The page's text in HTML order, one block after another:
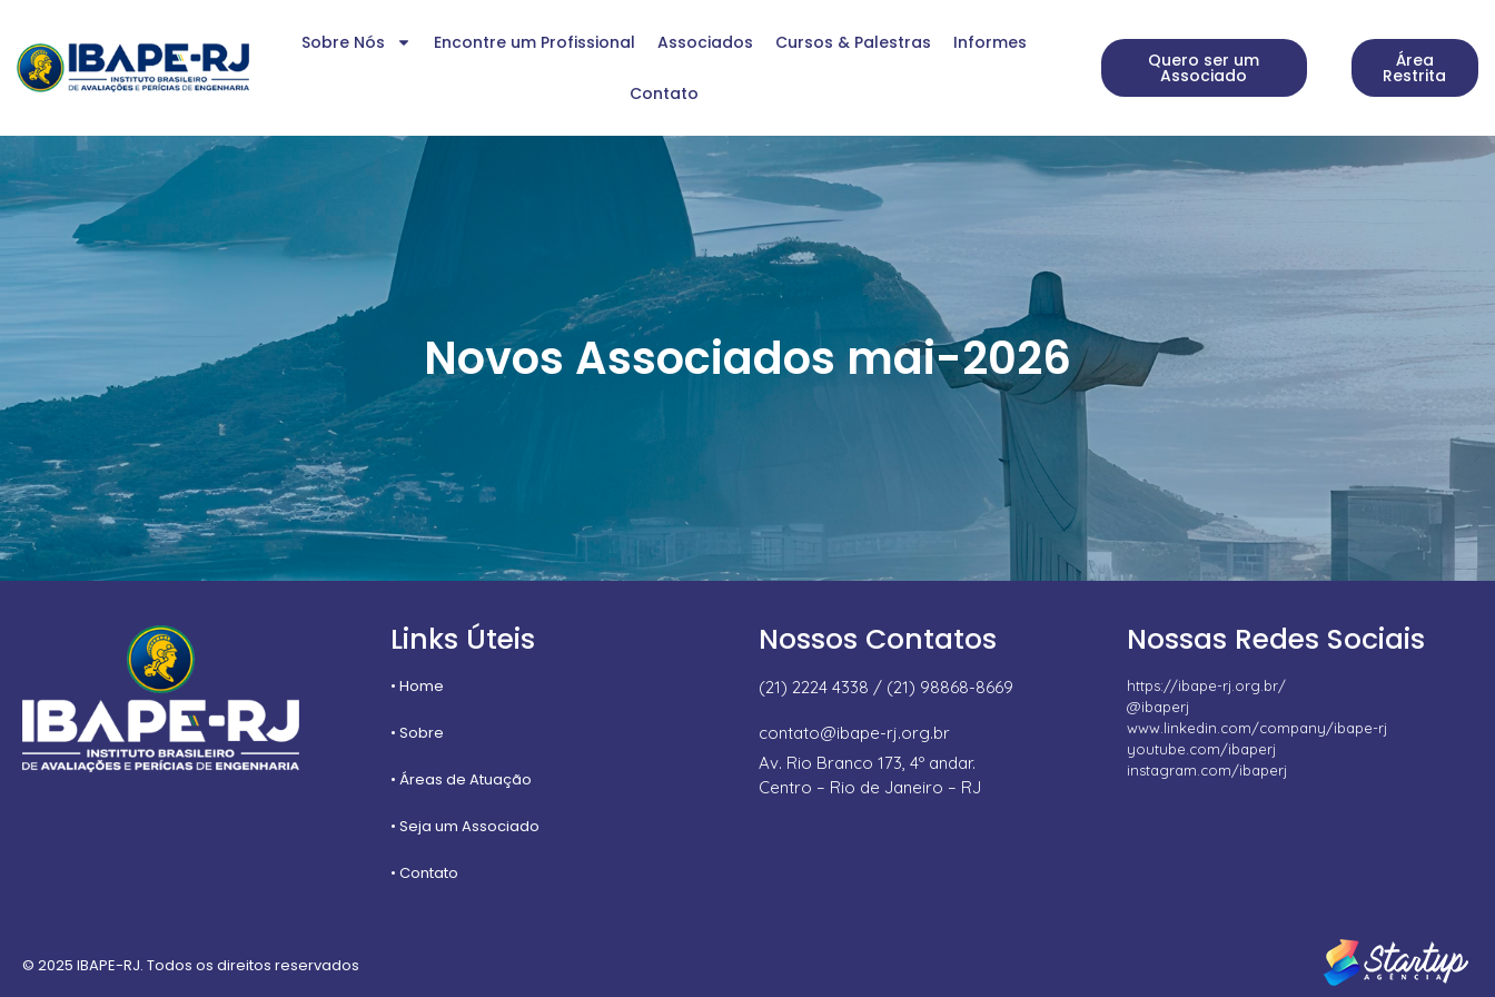
Sobre Nós Encontre um Profissional Associados Cursos & Palestras Informes
Contato
Quero ser um
Associado
Área
Restrita
Novos Associados mai-2026
Links Úteis
• Home
• Sobre
• Áreas de Atuação
• Seja um Associado
• Contato
Nossos Contatos
(21) 2224 4338 / (21) 98868-8669
contato@ibape-rj.org.br
Av. Rio Branco 173, 4º andar.
Centro – Rio de Janeiro – RJ
Nossas Redes Sociais
https://ibape-rj.org.br/
@ibaperj
www.linkedin.com/company/ibape-rj
youtube.com/ibaperj
instagram.com/ibaperj
© 2025 IBAPE-RJ. Todos os direitos reservados